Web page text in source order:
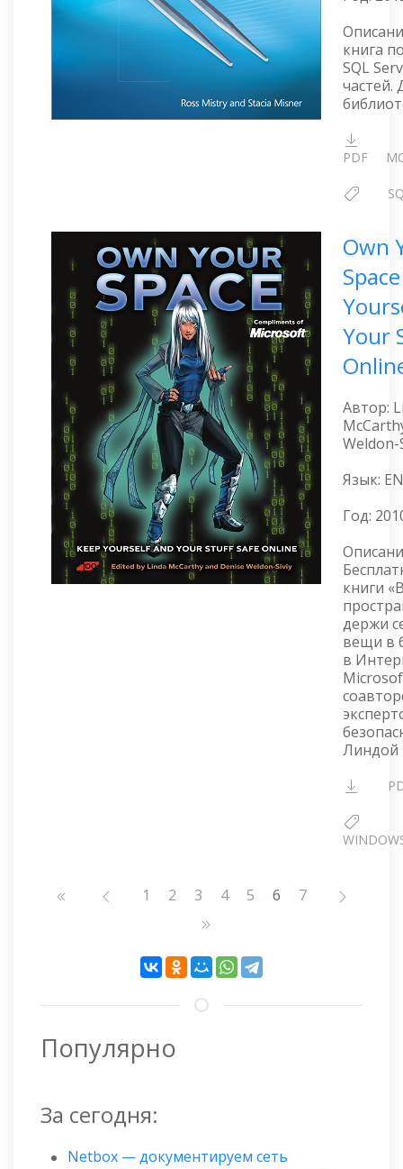
книга
SQL
частей.
PDF
Own
Your
Автор:
Weldon-
Язык: EN
Год:
книги
держи
вещи в
в
Линдой
Нумерация
Страница
1 Страница
2 Страница
3 Страница
4 Страница
5 6 Страница
7
Популярно
За сегодня:
Netbox — документируем сеть